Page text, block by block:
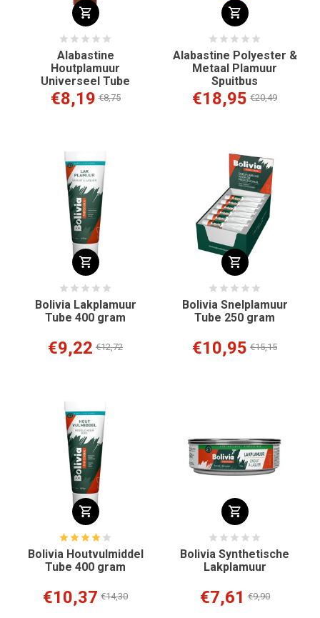
Alabastine
Houtplamuur
Universeel Tube
€8,19 €8,75
Alabastine Polyester &
Metaal Plamuur
Spuitbus
€18,95 €20,49
Bolivia Lakplamuur
Tube 400 gram
€9,22 €12,72
Bolivia Snelplamuur
Tube 250 gram
€10,95 €15,15
Bolivia Houtvulmiddel
Tube 400 gram
€10,37 €14,30
Bolivia Synthetische
Lakplamuur
€7,61 €9,90